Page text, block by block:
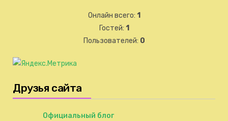
Онлайн всего: 1
Гостей: 1
Пользователей: 0
Друзья сайта
Официальный блог